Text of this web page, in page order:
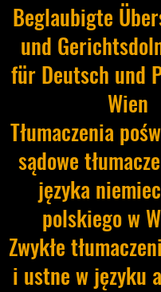
Beglaubigte
und
für Deutsch und
Wien
Tłumaczenia
sądowe
języka
polskiego w
Zwykłe
i ustne w języku